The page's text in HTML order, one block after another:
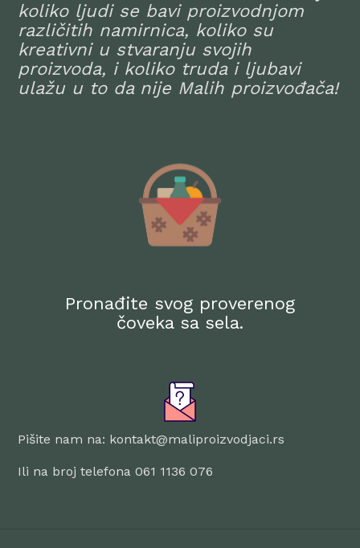
koliko ljudi se bavi proizvodnjom
različitih namirnica, koliko su
kreativni u stvaranju svojih
proizvoda, i koliko truda i ljubavi
ulažu u to da nije Malih proizvođača!
Pronađite svog proverenog
čoveka sa sela.
Pišite nam na: kontakt@maliproizvodjaci.rs
Ili na broj telefona 061 1136 076